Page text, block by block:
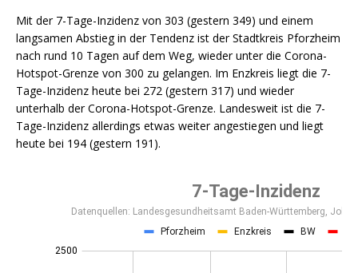
Mit der 7-Tage-Inzidenz von 303 (gestern 349) und einem
langsamen Abstieg in der Tendenz ist der Stadtkreis Pforzheim
nach rund 10 Tagen auf dem Weg, wieder unter die Corona-
Hotspot-Grenze von 300 zu gelangen. Im Enzkreis liegt die 7-
Tage-Inzidenz heute bei 272 (gestern 317) und wieder
unterhalb der Corona-Hotspot-Grenze. Landesweit ist die 7-
Tage-Inzidenz allerdings etwas weiter angestiegen und liegt
heute bei 194 (gestern 191).